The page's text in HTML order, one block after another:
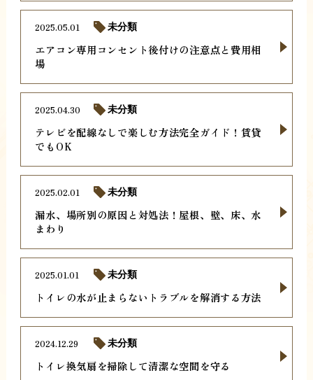
エアコン専用コンセント後付けの注意点と費用相
場
2025.05.01 未分類
テレビを配線なしで楽しむ方法完全ガイド！賃貸
でもOK
2025.04.30 未分類
漏水、場所別の原因と対処法！屋根、壁、床、水
まわり
2025.02.01 未分類
トイレの水が止まらないトラブルを解消する方法
2025.01.01 未分類
トイレ換気扇を掃除して清潔な空間を守る
2024.12.29 未分類